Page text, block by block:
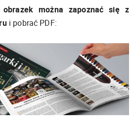
można zapoznać się z
i pobrać PDF: